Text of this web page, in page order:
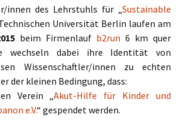
innen des Lehrstuhls für „Sustainable
Universität Berlin laufen am
beim Firmenlauf b2run 6 km quer
wechseln dabei ihre Identität von
Wissenschaftler/innen zu echten
der kleinen Bedingung, dass:
Verein „Akut-Hilfe für Kinder und
e.V.“ gespendet werden.